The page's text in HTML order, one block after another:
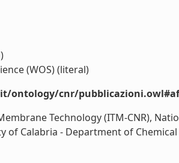
(WOS) (literal)
ontology/cnr/
Technology (ITM-CNR),
of Calabria - Department of